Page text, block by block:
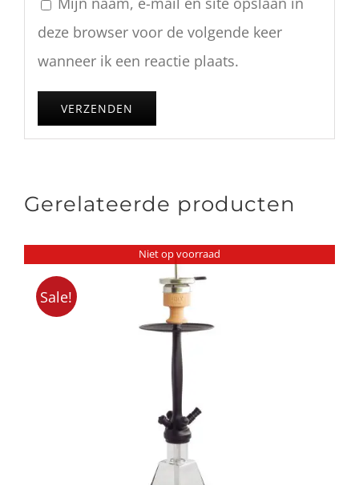
deze browser voor de volgende keer
wanneer ik een reactie plaats.
Gerelateerde producten
Niet op voorraad
Sale!